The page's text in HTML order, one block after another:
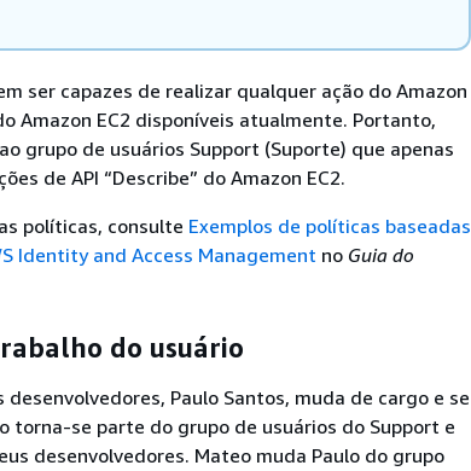
ser capazes de realizar qualquer ação do Amazon
Amazon EC2 disponíveis atualmente. Portanto,
grupo de usuários Support (Suporte) que apenas
de API “Describe” do Amazon EC2.
políticas, consulte Exemplos de políticas baseadas
Identity and Access Management no Guia do
do usuário
Paulo Santos, muda de cargo e se
torna-se parte do grupo de usuários do Support e
desenvolvedores. Mateo muda Paulo do grupo